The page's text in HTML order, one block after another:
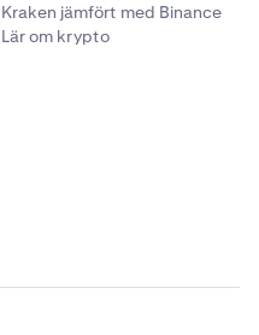
Kraken jämfört med Binance
Lär om krypto